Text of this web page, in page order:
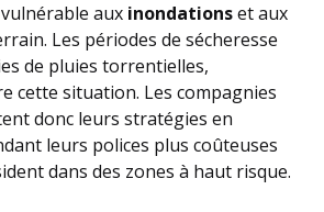
aux inondationset aux
Les périodes de sécheresse
de pluies torrentielles,
cette situation. Les compagnies
donc leurs stratégies en
leurs polices plus coûteuses
dans des zones à haut risque.